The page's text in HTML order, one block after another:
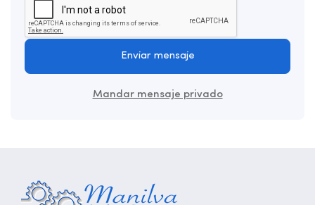
Enviar mensaje
Mandar mensaje privado